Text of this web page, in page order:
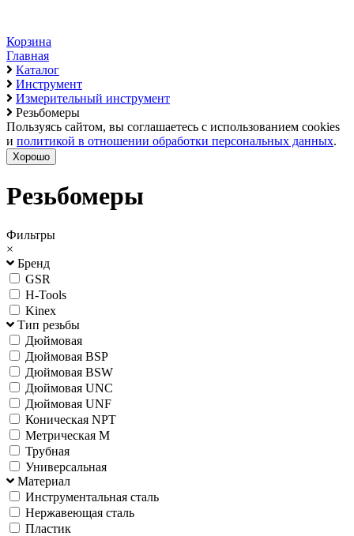
Корзина
Главная
Каталог
Инструмент
Измерительный инструмент
Резьбомеры
Пользуясь сайтом, вы соглашаетесь с использованием cookies
и политикой в отношении обработки персональных данных.
Хорошо
Резьбомеры
Фильтры
×
Бренд
GSR
H-Tools
Kinex
Тип резьбы
Дюймовая
Дюймовая BSP
Дюймовая BSW
Дюймовая UNC
Дюймовая UNF
Коническая NPT
Метрическая М
Трубная
Универсальная
Материал
Инструментальная сталь
Нержавеющая сталь
Пластик